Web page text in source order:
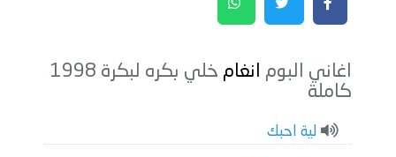
اغاني البوم انغام
خلي بكره لبكرة 1998
كاملة
لية احبك